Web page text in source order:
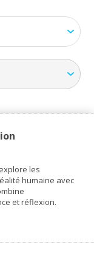
les
humaine avec
et réflexion.